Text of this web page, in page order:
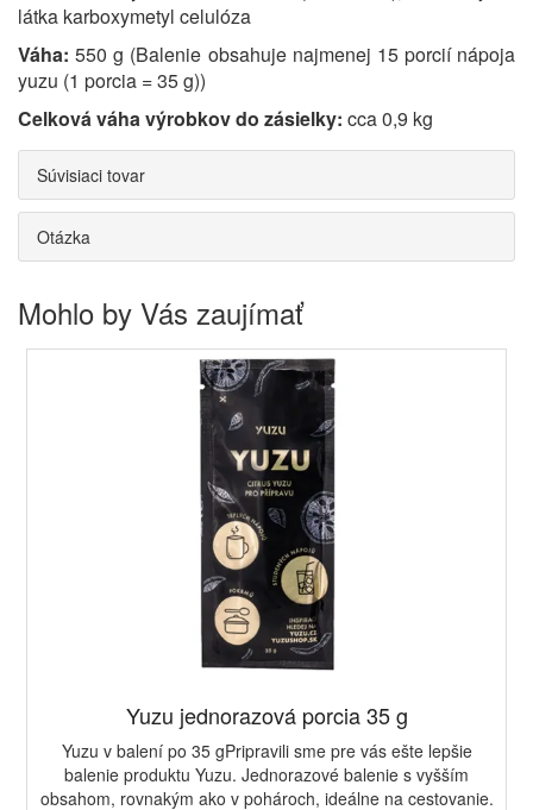
látka karboxymetyl celulóza
Váha:550 g (Balenie obsahuje najmenej 15 porcií nápoja
yuzu (1 porcia = 35 g))
Celková váha výrobkov do zásielky: cca 0,9 kg
Súvisiaci tovar
Otázka
Mohlo by Vás zaujímať
Yuzu jednorazová porcia 35 g
Yuzu v balení po 35 gPripravili sme pre vás ešte lepšie
balenie produktu Yuzu. Jednorazové balenie s vyšším
obsahom, rovnakým ako v pohároch, ideálne na cestovanie.